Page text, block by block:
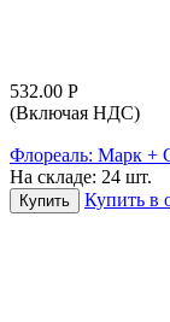
532.00 Р
(Включая НДС)
Флореаль: Марк +
На складе: 24 шт.
Купить Купить в